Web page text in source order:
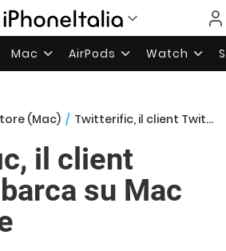
Mac AirPods Watch
(Mac) / Twitterific, il client Twitter sbarca su Mac App Store
il client
su Mac